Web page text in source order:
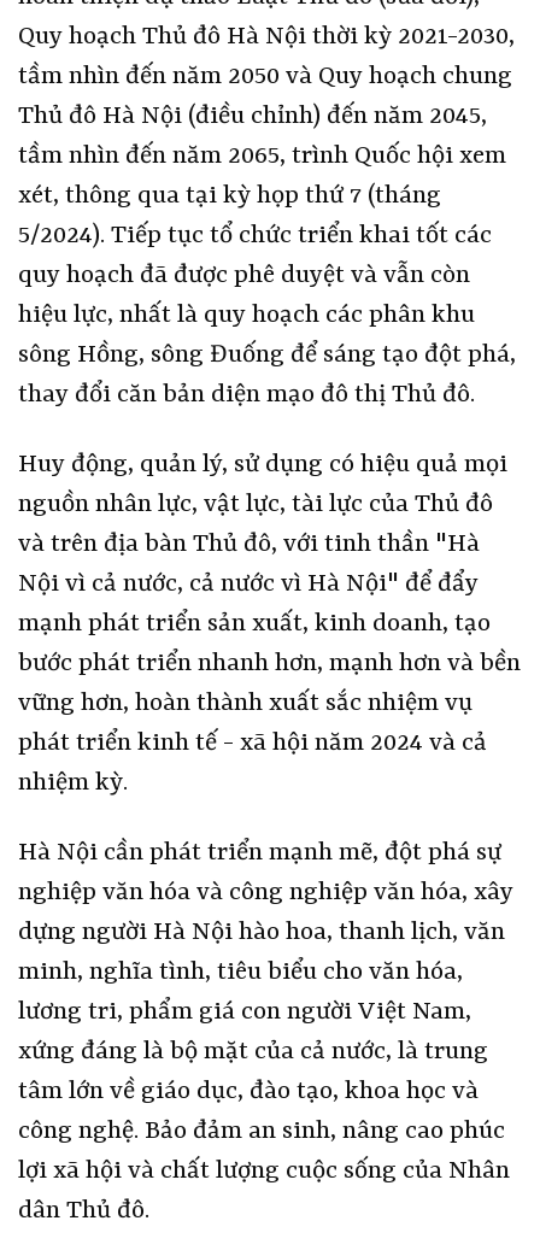
Quy hoạch Thủ đô Hà Nội thời kỳ 2021-2030,
tầm nhìn đến năm 2050 và Quy hoạch chung
Thủ đô Hà Nội (điều chỉnh) đến năm 2045,
tầm nhìn đến năm 2065, trình Quốc hội xem
xét, thông qua tại kỳ họp thứ 7 (tháng
5/2024). Tiếp tục tổ chức triển khai tốt các
quy hoạch đã được phê duyệt và vẫn còn
hiệu lực, nhất là quy hoạch các phân khu
sông Hồng, sông Đuống để sáng tạo đột phá,
thay đổi căn bản diện mạo đô thị Thủ đô.
Huy động, quản lý, sử dụng có hiệu quả mọi
nguồn nhân lực, vật lực, tài lực của Thủ đô
và trên địa bàn Thủ đô, với tinh thần "Hà
Nội vì cả nước, cả nước vì Hà Nội" để đẩy
mạnh phát triển sản xuất, kinh doanh, tạo
bước phát triển nhanh hơn, mạnh hơn và bền
vững hơn, hoàn thành xuất sắc nhiệm vụ
phát triển kinh tế - xã hội năm 2024 và cả
nhiệm kỳ.
Hà Nội cần phát triển mạnh mẽ, đột phá sự
nghiệp văn hóa và công nghiệp văn hóa, xây
dựng người Hà Nội hào hoa, thanh lịch, văn
minh, nghĩa tình, tiêu biểu cho văn hóa,
lương tri, phẩm giá con người Việt Nam,
xứng đáng là bộ mặt của cả nước, là trung
tâm lớn về giáo dục, đào tạo, khoa học và
công nghệ. Bảo đảm an sinh, nâng cao phúc
lợi xã hội và chất lượng cuộc sống của Nhân
dân Thủ đô.